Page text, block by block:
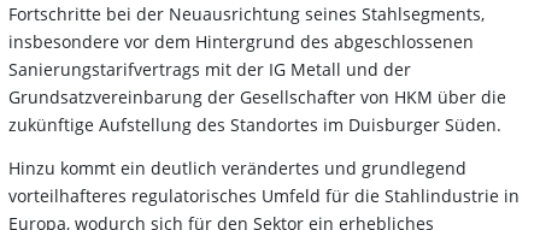
Fortschritte bei der Neuausrichtung seines Stahlsegments,
insbesondere vor dem Hintergrund des abgeschlossenen
Sanierungstarifvertrags mit der IG Metall und der
Grundsatzvereinbarung der Gesellschafter von HKM über die
zukünftige Aufstellung des Standortes im Duisburger Süden.
Hinzu kommt ein deutlich verändertes und grundlegend
vorteilhafteres regulatorisches Umfeld für die Stahlindustrie in
Europa, wodurch sich für den Sektor ein erhebliches